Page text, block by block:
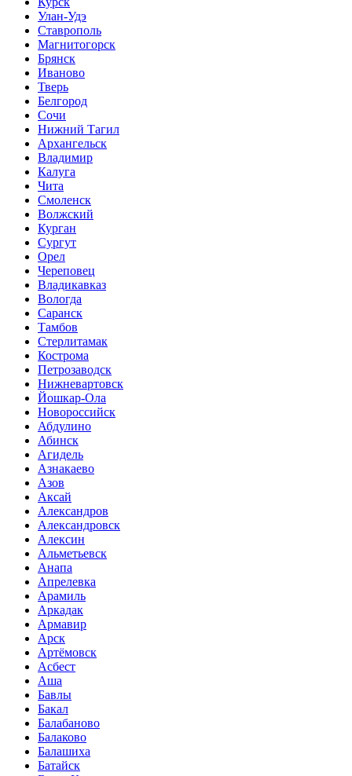
Улан-Удэ
Ставрополь
Магнитогорск
Брянск
Иваново
Тверь
Белгород
Сочи
Нижний Тагил
Архангельск
Владимир
Калуга
Чита
Смоленск
Волжский
Курган
Сургут
Орел
Череповец
Владикавказ
Вологда
Саранск
Тамбов
Стерлитамак
Кострома
Петрозаводск
Нижневартовск
Йошкар-Ола
Новороссийск
Абдулино
Абинск
Агидель
Азнакаево
Азов
Аксай
Александров
Александровск
Алексин
Альметьевск
Анапа
Апрелевка
Арамиль
Аркадак
Армавир
Арск
Артёмовск
Асбест
Аша
Бавлы
Бакал
Балабаново
Балаково
Балашиха
Батайск